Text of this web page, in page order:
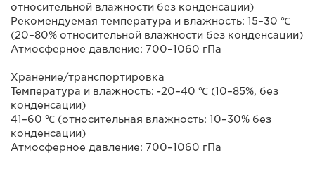
относительной влажности без конденсации)
Рекомендуемая температура и влажность: 15–30 ℃
(20–80% относительной влажности без конденсации)
Атмосферное давление: 700–1060 гПа
Хранение/транспортировка
Температура и влажность: -20–40 ℃ (10–85%, без
конденсации)
41–60 ℃ (относительная влажность: 10–30% без
конденсации)
Атмосферное давление: 700–1060 гПа